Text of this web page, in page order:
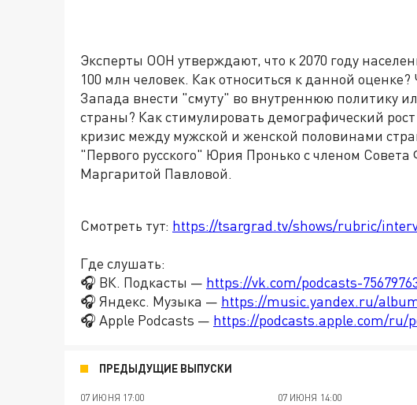
Эксперты ООН утверждают, что к 2070 году
100 млн человек. Как относиться к данной
Запада внести "смуту" во внутреннюю политику
страны? Как стимулировать демографический
кризис между мужской и женской половинами
"Первого русского" Юрия Пронько с членом
Маргаритой Павловой.
Смотреть тут: https://tsargrad.tv/shows/rubric/
Где слушать:
🎧 ВК. Подкасты — https://vk.com/podcasts-
🎧 Яндекс. Музыка — https://music.yandex.ru/
🎧 Apple Podcasts — https://podcasts.apple.com/ru/
ПРЕДЫДУЩИЕ ВЫПУСКИ
07 ИЮНЯ 17:00 07 ИЮНЯ 14:00